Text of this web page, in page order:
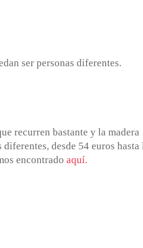
ser personas diferentes.
recurren bastante y la madera
desde 54 euros hasta
encontrado aquí.